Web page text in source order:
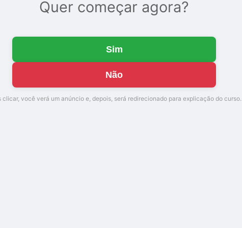
Quer começar agora?
Sim
Não
clicar, você verá um anúncio e, depois, será redirecionado para explicação do curso.